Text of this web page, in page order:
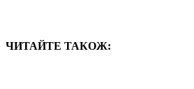
ЧИТАЙТЕ ТАКОЖ: